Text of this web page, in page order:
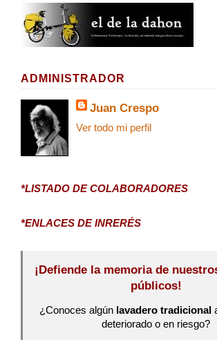
ADMINISTRADOR
Juan Crespo
Ver todo mi perfil
*LISTADO DE COLABORADORES
*ENLACES DE INRERÉS
¡Defiende la memoria de
públicos!
¿Conoces algún lavadero tradicional
deteriorado o en riesgo?